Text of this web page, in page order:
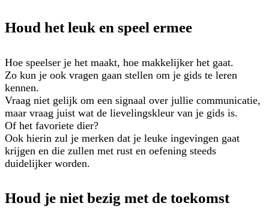
Houd het leuk en speel ermee
Hoe speelser je het maakt, hoe makkelijker het gaat.
Zo kun je ook vragen gaan stellen om je gids te leren
kennen.
Vraag niet gelijk om een signaal over jullie communicatie,
maar vraag juist wat de lievelingskleur van je gids is.
Of het favoriete dier?
Ook hierin zul je merken dat je leuke ingevingen gaat
krijgen en die zullen met rust en oefening steeds
duidelijker worden.
Houd je niet bezig met de toekomst